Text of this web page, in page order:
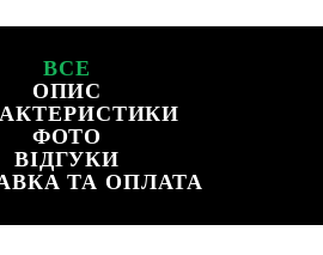
ВСЕ
ОПИС
ФОТО
ВІДГУКИ
ТА ОПЛАТА